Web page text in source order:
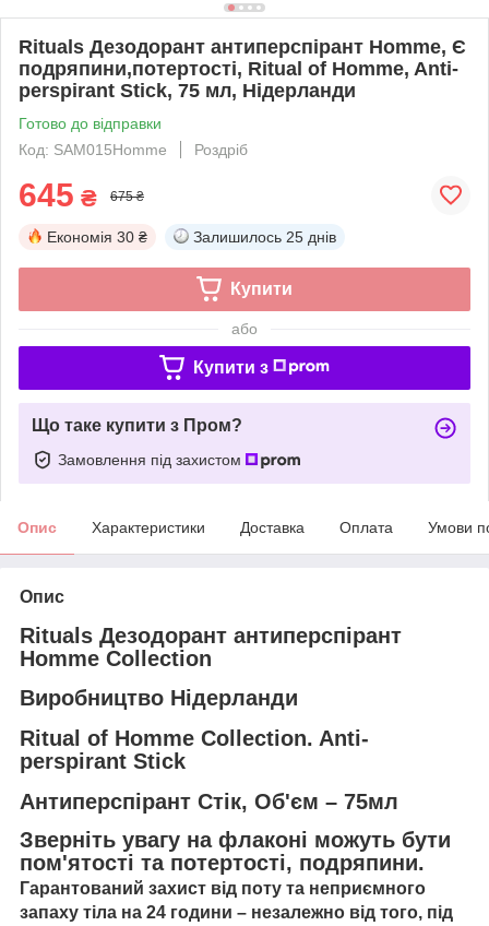
Rituals Дезодорант антиперспірант Homme, Є
подряпини,потертості, Ritual of Homme, Anti-
perspirant Stick, 75 мл, Нідерланди
Готово до відправки
Код: SAM015Homme
Роздріб
645 ₴ 675 ₴
Економія 30 ₴ Залишилось 25 днів
Купити
або
Купити з
Що таке купити з Пром?
Замовлення під захистом
Опис Характеристики Доставка Оплата Умови
Опис
Rituals Дезодорант антиперспірант
Homme Collection
Виробництво Нідерланди
Ritual of Homme Collection. Anti-
perspirant Stick
Антиперспірант Стік, Об'єм – 75мл
Зверніть увагу на флаконі можуть бути
пом'ятості та потертості, подряпини.
Гарантований захист від поту та неприємного
запаху тіла на 24 години – незалежно від того, під